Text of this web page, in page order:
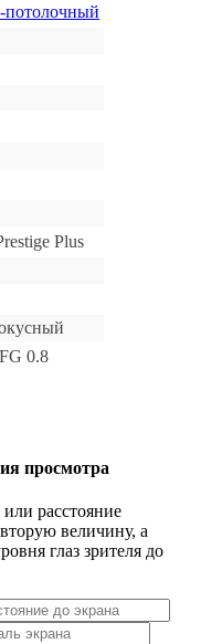
потолочный
Plus
0.8
просмотра
расстояние
величину, а
глаз зрителя до